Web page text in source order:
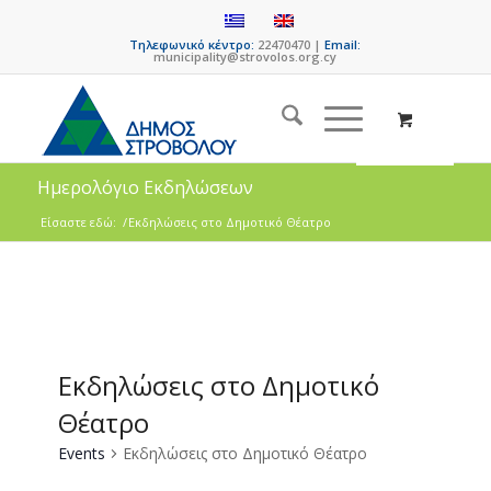
Τηλεφωνικό κέντρο: 22470470 |Email:
municipality@strovolos.org.cy
Ημερολόγιο Εκδηλώσεων
Είσαστε εδώ: /Εκδηλώσεις στο Δημοτικό Θέατρο
Εκδηλώσεις στο Δημοτικό
Θέατρο
Events Εκδηλώσεις στο Δημοτικό Θέατρο